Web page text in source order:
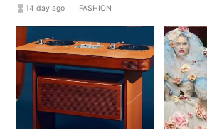
hourglass_full14 day ago FASHION